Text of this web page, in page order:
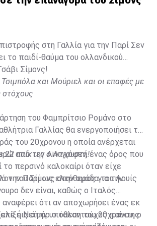
στη Γαλλία για την Παρί Σεν
το παιδί-θαύμα του ολλανδικού
Σίμονς!
και Μούριελ και οι επαφές με
στόχους
του Φαμπρίτσιο Ρομάνο στο
Γαλλίας θα ενεργοποιήσει τη
του 20χρονου η οποία ανέρχεται
από την Αϊντχόφεν, ένας όρος που
περσινό καλοκαίρι όταν είχε
την Παρί ως ελεύθερος για την
22 παίκτες ο Αυγουστή!
του Σίμονς στην ομάδα του Λουίς
δεν είναι, καθώς ο Ιταλός
ότι αν αποχωρήσει ένας εκ
ή Νεϊμάρ o ταλαντούχος παίκτης
στην υπόθεση του 20χρονου, ο